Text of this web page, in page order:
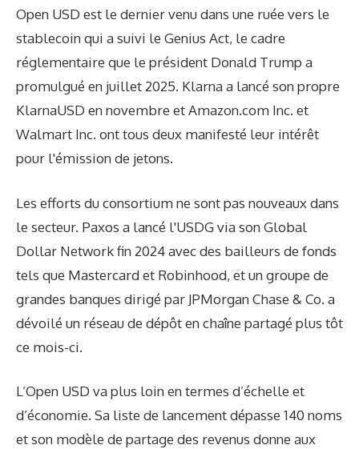
Open USD est le dernier venu dans une ruée vers le
stablecoin qui a suivi le Genius Act, le cadre
réglementaire que le président Donald Trump a
promulgué en juillet 2025. Klarna a lancé son propre
KlarnaUSD en novembre et Amazon.com Inc. et
Walmart Inc. ont tous deux manifesté leur intérêt
pour l'émission de jetons.
Les efforts du consortium ne sont pas nouveaux dans
le secteur. Paxos a lancé l'USDG via son Global
Dollar Network fin 2024 avec des bailleurs de fonds
tels que Mastercard et Robinhood, et un groupe de
grandes banques dirigé par JPMorgan Chase & Co. a
dévoilé un réseau de dépôt en chaîne partagé plus tôt
ce mois-ci.
L’Open USD va plus loin en termes d’échelle et
d’économie. Sa liste de lancement dépasse 140 noms
et son modèle de partage des revenus donne aux